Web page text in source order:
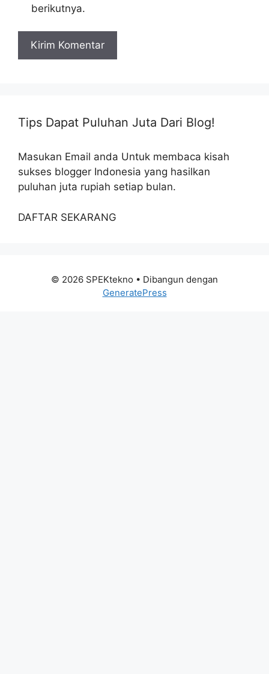
berikutnya.
Tips Dapat Puluhan Juta Dari Blog!
Masukan Email anda Untuk membaca kisah
sukses blogger Indonesia yang hasilkan
puluhan juta rupiah setiap bulan.
DAFTAR SEKARANG
© 2026 SPEKtekno • Dibangun dengan
GeneratePress